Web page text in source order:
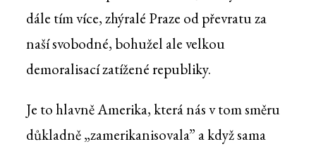
dále tím více, zhýralé Praze od převratu za
naší svobodné, bohužel ale velkou
demoralisací zatížené republiky.
Je to hlavně Amerika, která nás v tom směru
důkladně „zamerikanisovala” a když sama